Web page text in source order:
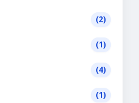
(2)
(1)
(4)
(1)